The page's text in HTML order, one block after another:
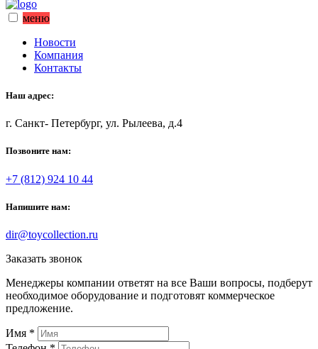
меню
Новости
Компания
Контакты
Наш адрес:
г. Санкт- Петербург, ул. Рылеева, д.4
Позвоните нам:
+7 (812) 924 10 44
Напишите нам:
dir@toycollection.ru
Заказать звонок
Менеджеры компании ответят на все Ваши вопросы, подберут
необходимое оборудование и подготовят коммерческое
предложение.
Имя *